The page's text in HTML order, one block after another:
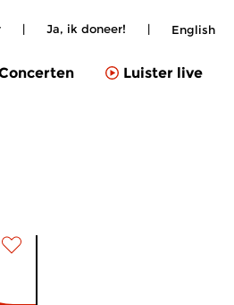
| Ja, ik doneer! | English
Luister live